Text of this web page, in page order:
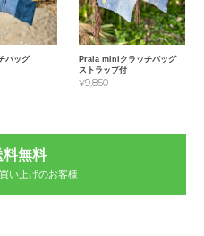
バッグ
Praia miniクラッチバッグ
ストラップ付
¥9,850
料無料
い上げのお客様